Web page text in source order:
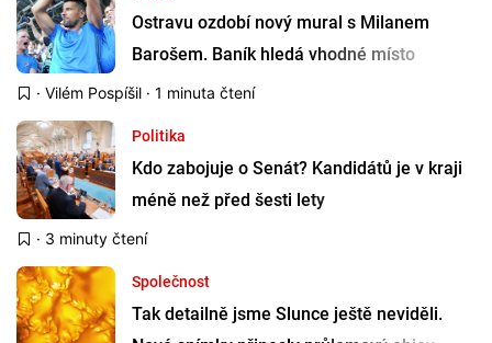
Ostravu ozdobí nový mural s Milanem
Barošem. Baník hledá vhodné místo
· Vilém Pospíšil · 1 minuta čtení
Politika
Kdo zabojuje o Senát? Kandidátů je v kraji
méně než před šesti lety
· 3 minuty čtení
Společnost
Tak detailně jsme Slunce ještě neviděli.